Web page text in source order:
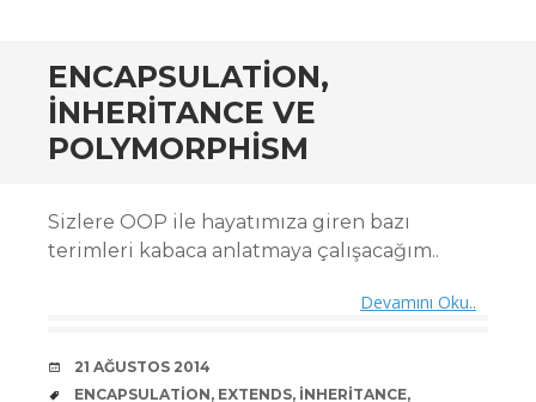
ENCAPSULATION,
INHERITANCE VE
POLYMORPHISM
Sizlere OOP ile hayatımıza giren bazı
terimleri kabaca anlatmaya çalışacağım..
Devamını Oku..
DATE
21 AĞUSTOS 2014
TAGS
ENCAPSULATION, EXTENDS, INHERITANCE,